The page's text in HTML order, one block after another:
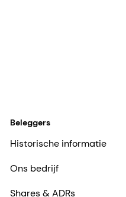
Beleggers
Historische informatie
Ons bedrijf
Shares & ADRs